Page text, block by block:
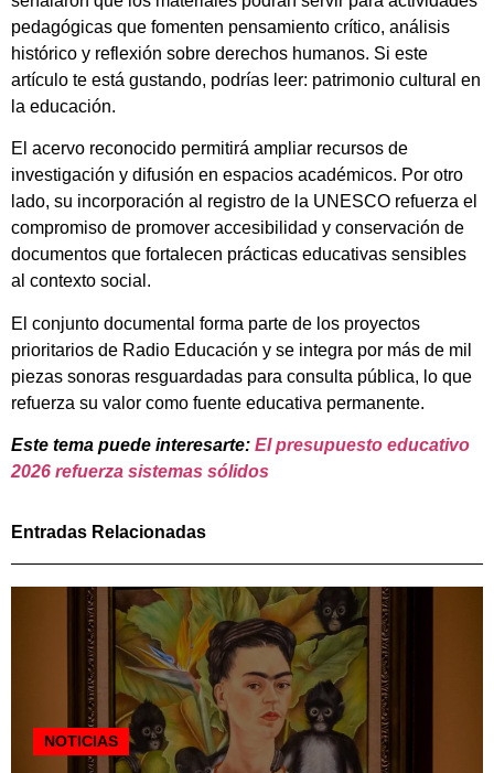
pedagógicas que fomenten pensamiento crítico, análisis
histórico y reflexión sobre derechos humanos. Si este
artículo te está gustando, podrías leer: patrimonio cultural en
la educación.
El acervo reconocido permitirá ampliar recursos de
investigación y difusión en espacios académicos. Por otro
lado, su incorporación al registro de la UNESCO refuerza el
compromiso de promover accesibilidad y conservación de
documentos que fortalecen prácticas educativas sensibles
al contexto social.
El conjunto documental forma parte de los proyectos
prioritarios de Radio Educación y se integra por más de mil
piezas sonoras resguardadas para consulta pública, lo que
refuerza su valor como fuente educativa permanente.
Este tema puede interesarte: El presupuesto educativo
2026 refuerza sistemas sólidos
Entradas Relacionadas
NOTICIAS